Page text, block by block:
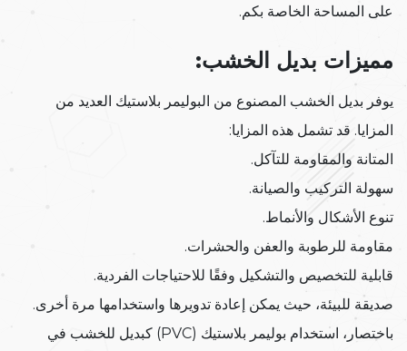
على المساحة الخاصة بكم.
مميزات بديل الخشب:
يوفر بديل الخشب المصنوع من البوليمر بلاستيك العديد من
المزايا. قد تشمل هذه المزايا:
المتانة والمقاومة للتآكل.
سهولة التركيب والصيانة.
تنوع الأشكال والأنماط.
مقاومة للرطوبة والعفن والحشرات.
قابلية للتخصيص والتشكيل وفقًا للاحتياجات الفردية.
صديقة للبيئة، حيث يمكن إعادة تدويرها واستخدامها مرة أخرى.
باختصار، استخدام بوليمر بلاستيك (PVC) كبديل للخشب في